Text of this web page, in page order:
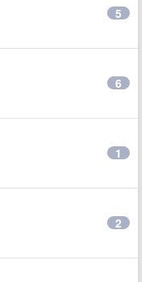
5
6
1
2